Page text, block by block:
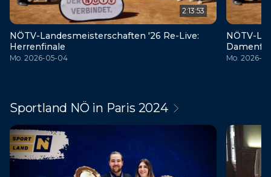
2:13:53
NÖTV-Landesmeisterschaften '26 Re-Live:
Herrenfinale
Mo. 2026-05-04
NÖTV-
Mo. 2026-
Sportland NÖ in Paris 2024